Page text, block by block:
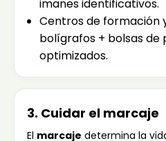
imanes identificativos.
Centros de formación
bolígrafos + bolsas de
optimizados.
3. Cuidar el marcaje
El marcaje determina la